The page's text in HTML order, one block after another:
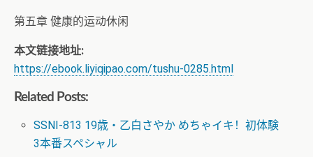
第五章 健康的运动休闲
本文链接地址:
https://ebook.liyiqipao.com/tushu-0285.html
Related Posts:
SSNI-813 19歳・乙白さやか めちゃイキ！初体験
3本番スペシャル